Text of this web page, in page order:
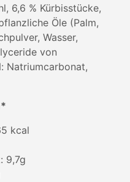
6,6 % Kürbisstücke,
Öle (Palm,
Wasser,
von
Natriumcarbonat,
kcal
9,7g